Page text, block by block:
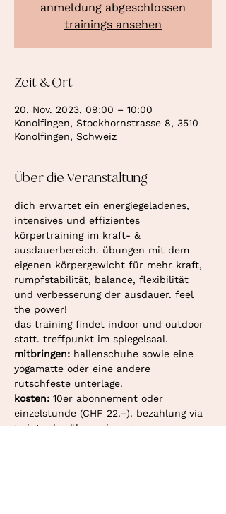
anmeldung abgeschlossen
trainings ansehen
Zeit & Ort
20. Nov. 2023, 09:00 – 10:00
Konolfingen, Stockhornstrasse 8, 3510
Konolfingen, Schweiz
Über die Veranstaltung
dich erwartet ein energiegeladenes,
intensives und effizientes
körpertraining im kraft- &
ausdauerbereich. übungen mit dem
eigenen körpergewicht für mehr kraft,
rumpfstabilität, balance, flexibilität
und verbesserung der ausdauer. feel
the power!
das training findet indoor und outdoor
statt. treffpunkt im spiegelsaal.
mitbringen: hallenschuhe sowie eine
yogamatte oder eine andere
rutschfeste unterlage.
kosten: 10er abonnement oder
einzelstunde (CHF 22.–). bezahlung via
twint oder überweisung.